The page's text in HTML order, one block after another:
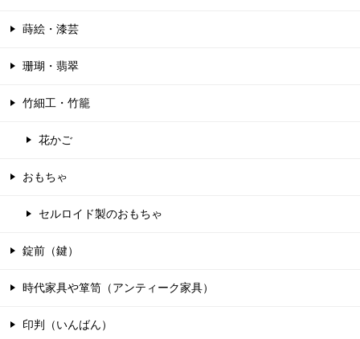
蒔絵・漆芸
珊瑚・翡翠
竹細工・竹籠
花かご
おもちゃ
セルロイド製のおもちゃ
錠前（鍵）
時代家具や箪笥（アンティーク家具）
印判（いんばん）